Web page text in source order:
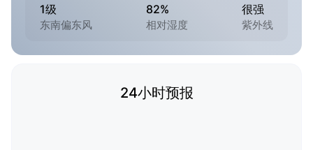
1级
东南偏东风
82%
相对湿度
很强
紫外线
24小时预报